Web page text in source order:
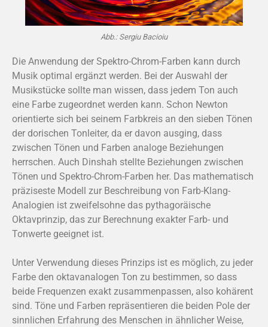
Abb.: Sergiu Bacioiu
Die Anwendung der Spektro-Chrom-Farben kann durch
Musik optimal ergänzt werden. Bei der Auswahl der
Musikstücke sollte man wissen, dass jedem Ton auch
eine Farbe zugeordnet werden kann. Schon Newton
orientierte sich bei seinem Farbkreis an den sieben Tönen
der dorischen Tonleiter, da er davon ausging, dass
zwischen Tönen und Farben analoge Beziehungen
herrschen. Auch Dinshah stellte Beziehungen zwischen
Tönen und Spektro-Chrom-Farben her. Das mathematisch
präziseste Modell zur Beschreibung von Farb-Klang-
Analogien ist zweifelsohne das pythagoräische
Oktavprinzip, das zur Berechnung exakter Farb- und
Tonwerte geeignet ist.
Unter Verwendung dieses Prinzips ist es möglich, zu jeder
Farbe den oktavanalogen Ton zu bestimmen, so dass
beide Frequenzen exakt zusammenpassen, also kohärent
sind. Töne und Farben repräsentieren die beiden Pole der
sinnlichen Erfahrung des Menschen in ähnlicher Weise,